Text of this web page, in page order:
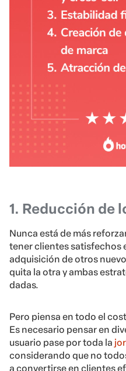
1. Reducción de
Nunca está de más
tener clientes satisfechos
adquisición de otros
quita la otra y ambas
dadas.
Pero piensa en todo el
Es necesario pensar en
usuario pase por toda la
considerando que no
a convertirse en clientes